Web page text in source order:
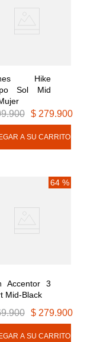
Hike
Sol Mid
.900 $ 279.900
64 %
Accentor 3
Mid-Black
.900 $ 279.900